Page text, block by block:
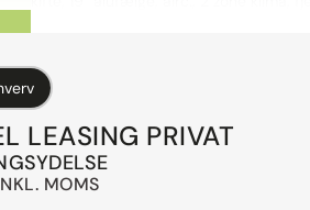
stop, el betjent bagklap, elektrisk
til mobil, bluetooth, musikstreaming
bagagerumsdækken, kopholder,
xenonlys, automatisk lys, airbag, abs,
ok, svingbart træk (elektrisk), diesel
LEASING PRIVAT
MOMS